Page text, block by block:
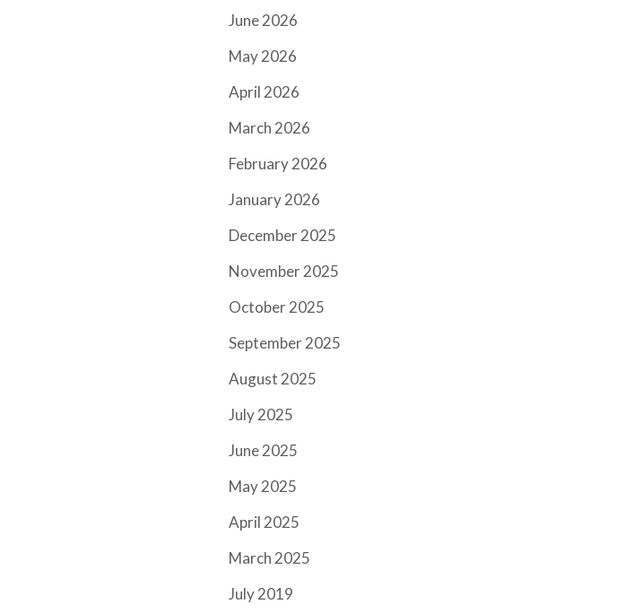
June 2026
May 2026
April 2026
March 2026
February 2026
January 2026
December 2025
November 2025
October 2025
September 2025
August 2025
July 2025
June 2025
May 2025
April 2025
March 2025
July 2019